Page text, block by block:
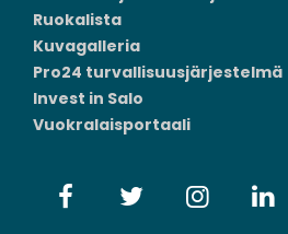
Ruokalista
Kuvagalleria
Pro24 turvallisuusjärjestelmä
Invest in Salo
Vuokralaisportaali